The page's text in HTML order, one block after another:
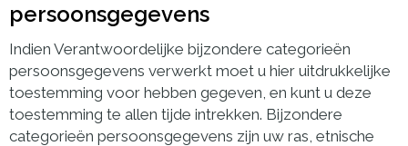
persoonsgegevens
Indien Verantwoordelijke bijzondere categorieën
persoonsgegevens verwerkt moet u hier uitdrukkelijke
toestemming voor hebben gegeven, en kunt u deze
toestemming te allen tijde intrekken. Bijzondere
categorieën persoonsgegevens zijn uw ras, etnische